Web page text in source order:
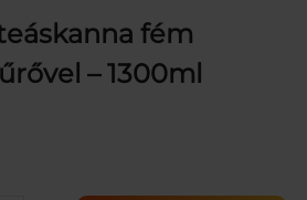
fém
– 1300ml